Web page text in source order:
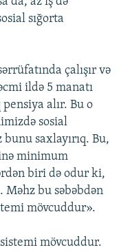
sığorta
çalışır və
ildə 5 manatı
alır. Bu o
sosial
saxlayırıq. Bu,
minimum
biri də odur ki,
bu səbəbdən
mövcuddur».
mövcuddur.